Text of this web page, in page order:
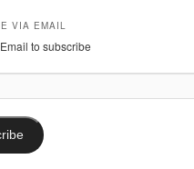
VIA EMAIL
to subscribe